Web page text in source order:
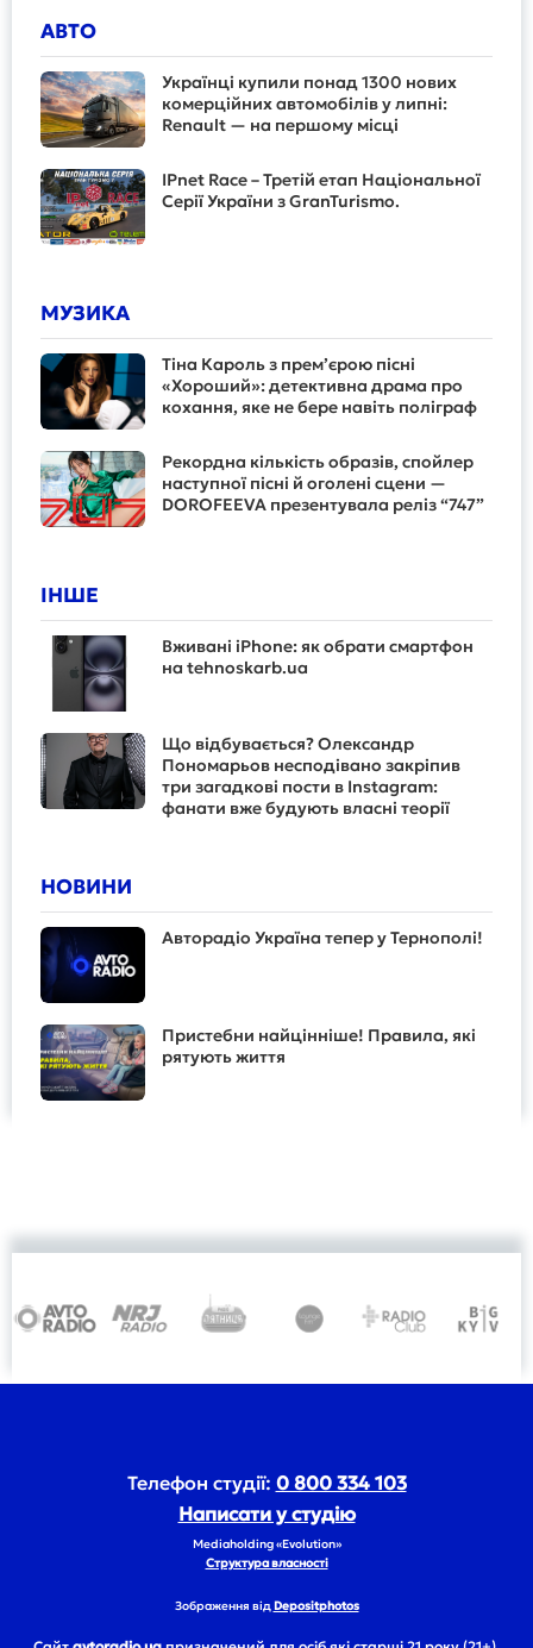
АВТО
Українці купили понад 1300 нових
комерційних автомобілів у липні:
Renault — на першому місці
IPnet Race – Третій етап Національної
Серії України з GranTurismo.
МУЗИКА
Тіна Кароль з прем’єрою пісні
«Хороший»: детективна драма про
кохання, яке не бере навіть поліграф
Рекордна кількість образів, спойлер
наступної пісні й оголені сцени —
DOROFEEVA презентувала реліз “747”
ІНШЕ
Вживані iPhone: як обрати смартфон
на tehnoskarb.ua
Що відбувається? Олександр
Пономарьов несподівано закріпив
три загадкові пости в Instagram:
фанати вже будують власні теорії
НОВИНИ
Авторадіо Україна тепер у Тернополі!
Пристебни найцінніше! Правила, які
рятують життя
Телефон студії: 0 800 334 103
Написати у студію
Mediaholding «Evolution»
Структура власності
Зображення відDepositphotos